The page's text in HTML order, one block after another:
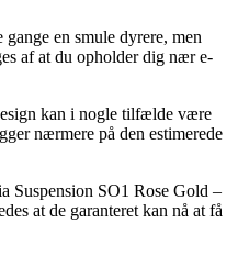
en smule dyrere, men
af at du opholder dig nær e-
kan i nogle tilfælde være
nærmere på den estimerede
Suspension SO1 Rose Gold –
at de garanteret kan nå at få